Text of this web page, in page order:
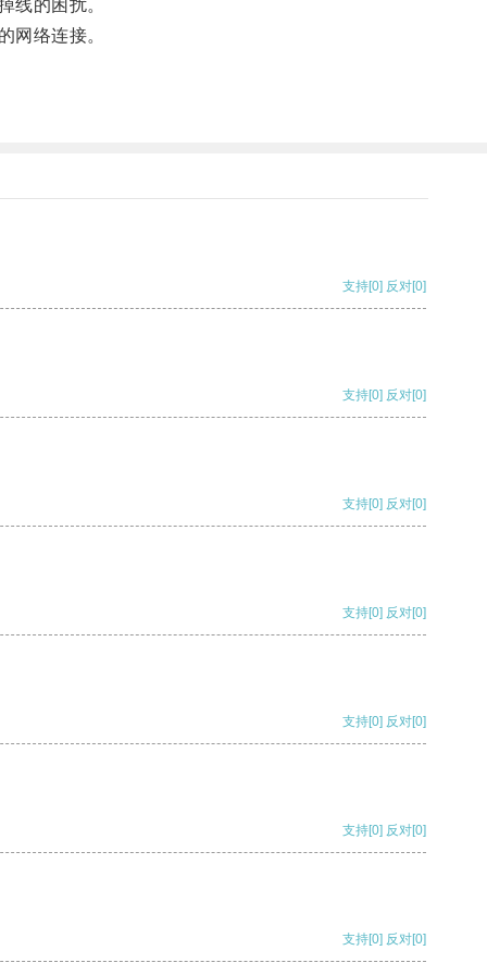
的困扰。
络连接。
支持[0] 反对[0]
支持[0] 反对[0]
支持[0] 反对[0]
支持[0] 反对[0]
支持[0] 反对[0]
支持[0] 反对[0]
支持[0] 反对[0]